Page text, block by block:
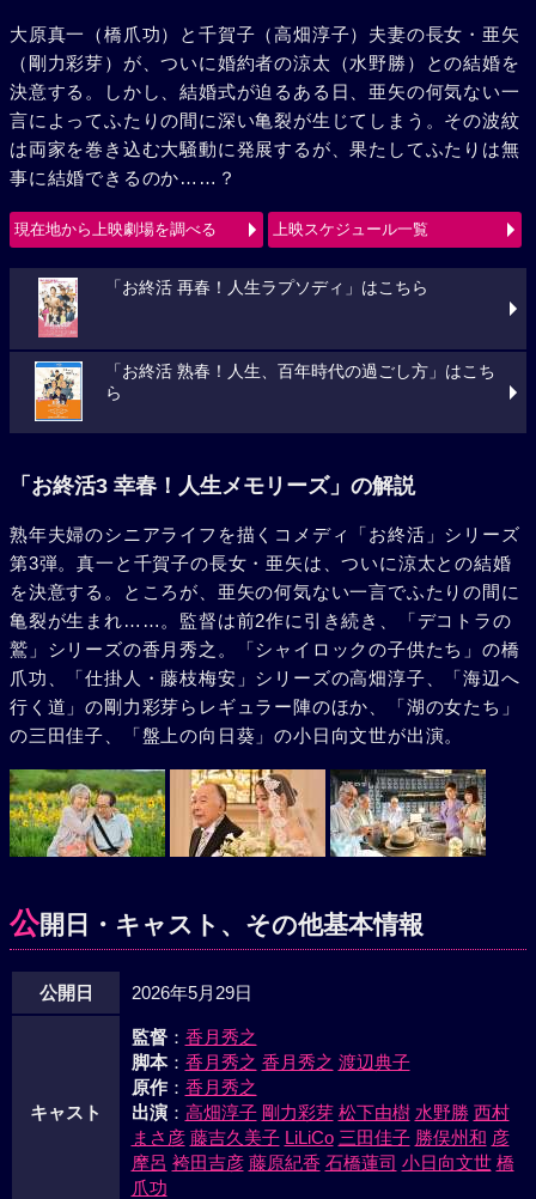
大原真一（橋爪功）と千賀子（高畑淳子）夫妻の長女・亜矢
（剛力彩芽）が、ついに婚約者の涼太（水野勝）との結婚を
決意する。しかし、結婚式が迫るある日、亜矢の何気ない一
言によってふたりの間に深い亀裂が生じてしまう。その波紋
は両家を巻き込む大騒動に発展するが、果たしてふたりは無
事に結婚できるのか……？
現在地から上映劇場を調べる 上映スケジュール一覧
「お終活 再春！人生ラプソディ」はこちら
「お終活 熟春！人生、百年時代の過ごし方」はこち
ら
「お終活3 幸春！人生メモリーズ」の解説
熟年夫婦のシニアライフを描くコメディ「お終活」シリーズ
第3弾。真一と千賀子の長女・亜矢は、ついに涼太との結婚
を決意する。ところが、亜矢の何気ない一言でふたりの間に
亀裂が生まれ……。監督は前2作に引き続き、「デコトラの
鷲」シリーズの香月秀之。「シャイロックの子供たち」の橋
爪功、「仕掛人・藤枝梅安」シリーズの高畑淳子、「海辺へ
行く道」の剛力彩芽らレギュラー陣のほか、「湖の女たち」
の三田佳子、「盤上の向日葵」の小日向文世が出演。
公開日・キャスト、その他基本情報
公開日 2026年5月29日
キャスト
監督： 香月秀之
脚本： 香月秀之 香月秀之 渡辺典子
原作： 香月秀之
出演： 高畑淳子 剛力彩芽 松下由樹 水野勝 西村
まさ彦 藤吉久美子 LiLiCo 三田佳子 勝俣州和 彦
摩呂 袴田吉彦 藤原紀香 石橋蓮司 小日向文世 橋
爪功